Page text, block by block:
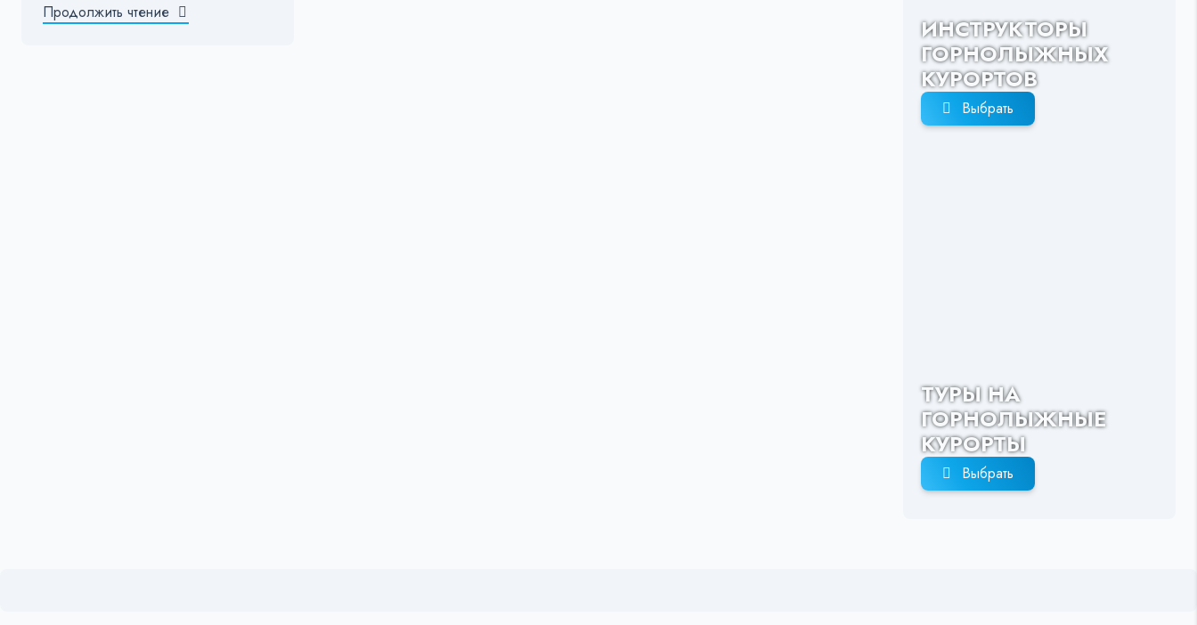
Продолжить чтение
ИНСТРУКТОРЫ
ГОРНОЛЫЖНЫХ
КУРОРТОВ
Выбрать
ТУРЫ НА
ГОРНОЛЫЖНЫЕ
КУРОРТЫ
Выбрать